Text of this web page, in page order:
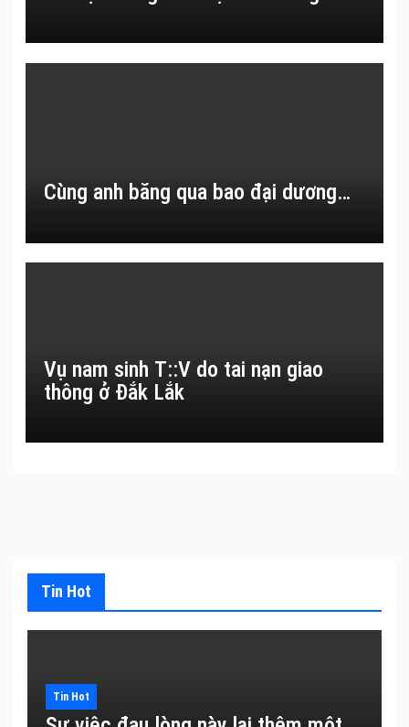
Cùng anh băng qua bao đại dương…
Vụ nam sinh T::V do tai nạn giao
thông ở Đắk Lắk
Tin Hot
Tin Hot